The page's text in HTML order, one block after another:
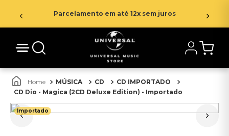
Parcelamento em até 12x sem juros
MÚSICA CD
CD IMPORTADO
CD Dio - Magica (2CD Deluxe Edition) - Importado
Importado